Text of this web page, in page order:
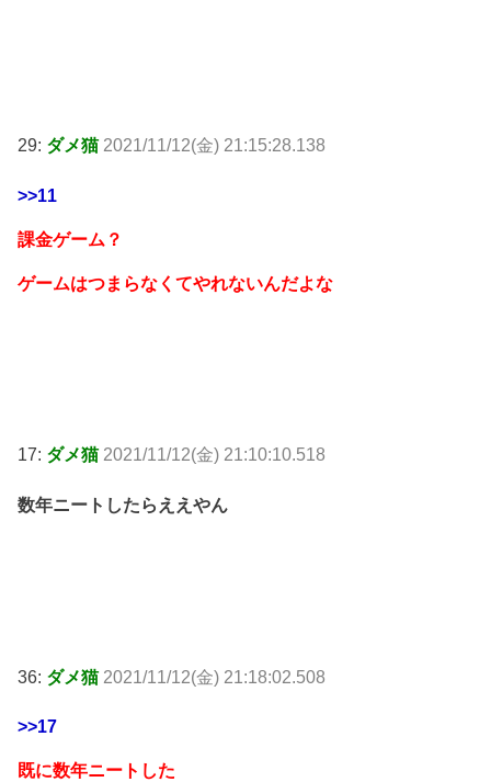
29: ダメ猫 2021/11/12(金) 21:15:28.138
>>11
課金ゲーム？
ゲームはつまらなくてやれないんだよな
17: ダメ猫 2021/11/12(金) 21:10:10.518
数年ニートしたらええやん
36: ダメ猫 2021/11/12(金) 21:18:02.508
>>17
既に数年ニートした